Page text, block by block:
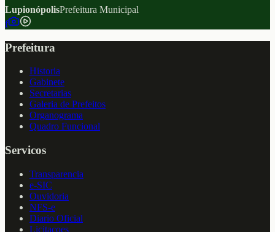
LupionópolisPrefeitura Municipal
f
Prefeitura
Historia
Gabinete
Secretarias
Galeria de Prefeitos
Organograma
Quadro Funcional
Servicos
Transparencia
e-SIC
Ouvidoria
NFS-e
Diario Oficial
Licitacoes